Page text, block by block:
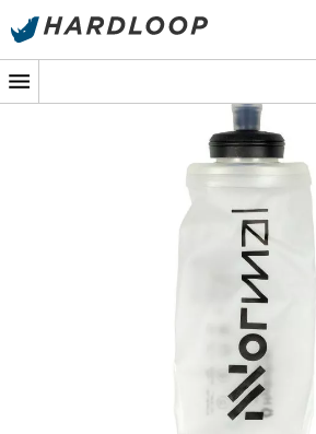
Zomeraanbiedingen 🔥 -5% EXTRA